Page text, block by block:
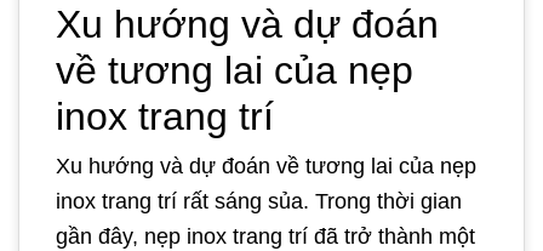
Xu hướng và dự đoán
về tương lai của nẹp
inox trang trí
Xu hướng và dự đoán về tương lai của nẹp
inox trang trí rất sáng sủa. Trong thời gian
gần đây, nẹp inox trang trí đã trở thành một